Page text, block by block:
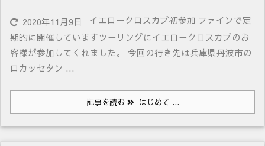
2020年11月9日
イエロークロスカブ初参加 ファインで定
期的に開催していますツーリングにイエロークロスカブのお
客様が参加してくれました。 今回の行き先は兵庫県丹波市の
ロカッセタン ...
記事を読む はじめて ...